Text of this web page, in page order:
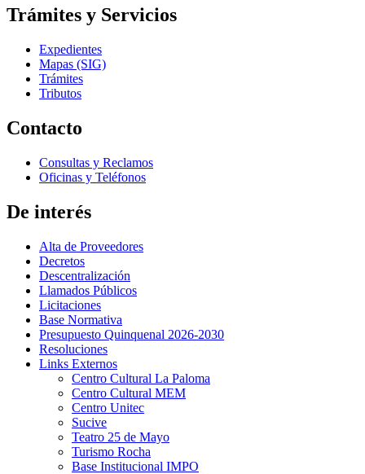
Trámites y Servicios
Expedientes
Mapas (SIG)
Trámites
Tributos
Contacto
Consultas y Reclamos
Oficinas y Teléfonos
De interés
Alta de Proveedores
Decretos
Descentralización
Llamados Públicos
Licitaciones
Base Normativa
Presupuesto Quinquenal 2026-2030
Resoluciones
Links Externos
Centro Cultural La Paloma
Centro Cultural MEM
Centro Unitec
Sucive
Teatro 25 de Mayo
Turismo Rocha
Base Institucional IMPO